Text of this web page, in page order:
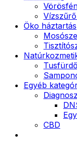
Öko háztartás
Egyéb
CBD